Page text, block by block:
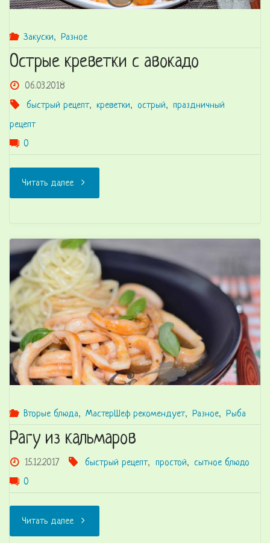
Закуски, Разное
Острые креветки с авокадо
06.03.2018
быстрый рецепт, креветки, острый, праздничный
рецепт
0
Читать далее"Острые
с
авокадо"
Вторые блюда, МастерШеф рекомендует, Разное, Рыба
Рагу из кальмаров
15.12.2017 быстрый рецепт, простой, сытное блюдо
0
Читать далее"Рагу